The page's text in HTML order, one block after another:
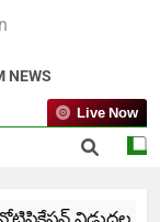
NEWS
Live Now